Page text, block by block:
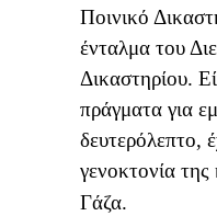
Ποινικό
ένταλμα του
Δικαστηρίου.
πράγματα για
δευτερόλεπτο,
γενοκτονία
Γάζα.